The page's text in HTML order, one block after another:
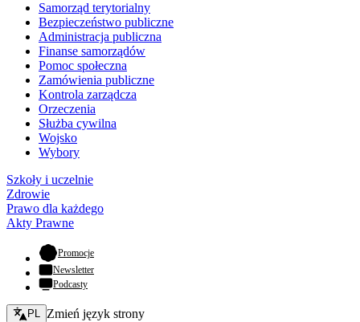
Samorząd terytorialny
Bezpieczeństwo publiczne
Administracja publiczna
Finanse samorządów
Pomoc społeczna
Zamówienia publiczne
Kontrola zarządcza
Orzeczenia
Służba cywilna
Wojsko
Wybory
Szkoły i uczelnie
Zdrowie
Prawo dla każdego
Akty Prawne
Promocje- otwiera się w nowej karcie
Newsletter
Podcasty
Zmień język - bieżący:
PL Zmień język strony